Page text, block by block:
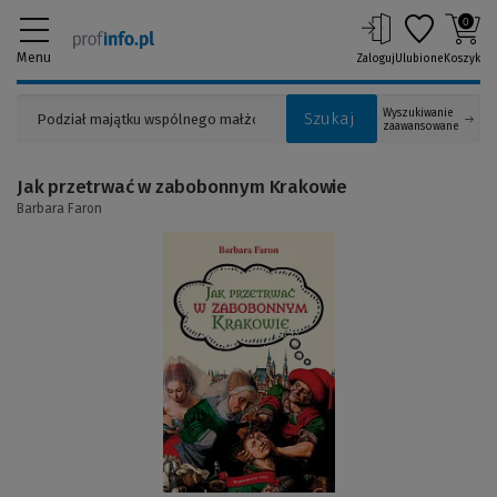
Menu
Szukaj
Wyszukiwanie
zaawansowane
ZalogujUlubione
0
Koszyk
Jak przetrwać w zabobonnym Krakowie
Barbara Faron